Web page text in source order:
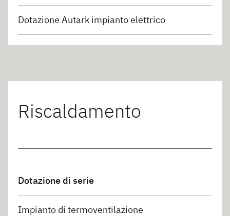
Dotazione Autark impianto elettrico
Riscaldamento
Dotazione di serie
Impianto di termoventilazione